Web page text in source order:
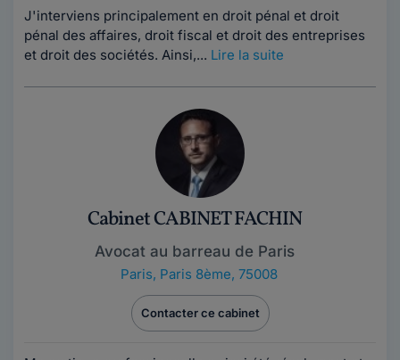
J'interviens principalement en droit pénal et droit
pénal des affaires, droit fiscal et droit des entreprises
et droit des sociétés. Ainsi,... Lire la suite
Cabinet CABINET FACHIN
Avocat au barreau de Paris
Paris, Paris 8ème, 75008
Contacter ce cabinet